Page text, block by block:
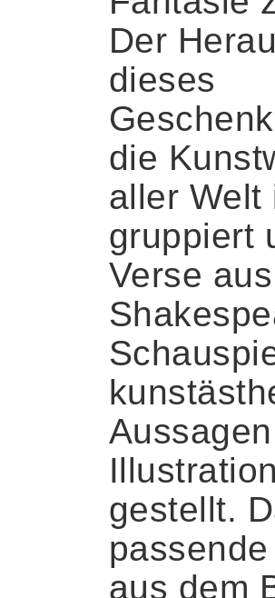
Der
dieses
die
aller Welt
gruppiert
Verse aus
gestellt.
passende
aus dem